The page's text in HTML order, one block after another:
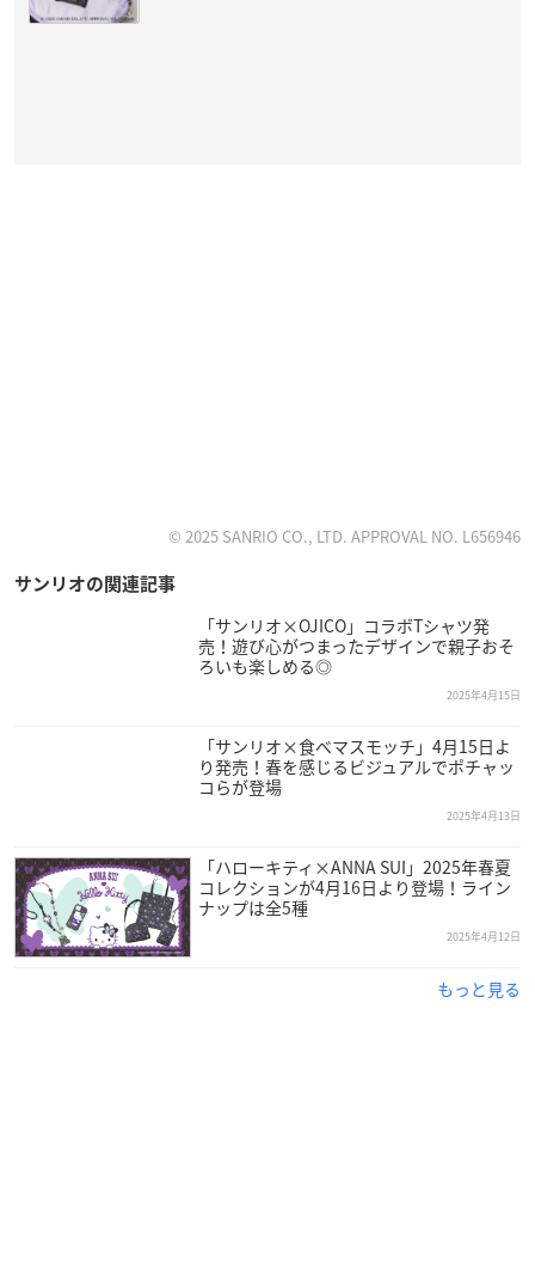
© 2025 SANRIO CO., LTD. APPROVAL NO. L656946
サンリオの関連記事
「サンリオ×OJICO」コラボTシャツ発
売！遊び心がつまったデザインで親子おそ
ろいも楽しめる◎
2025年4月15日
「サンリオ×食べマスモッチ」4月15日よ
り発売！春を感じるビジュアルでポチャッ
コらが登場
2025年4月13日
「ハローキティ×ANNA SUI」2025年春夏
コレクションが4月16日より登場！ライン
ナップは全5種
2025年4月12日
もっと見る